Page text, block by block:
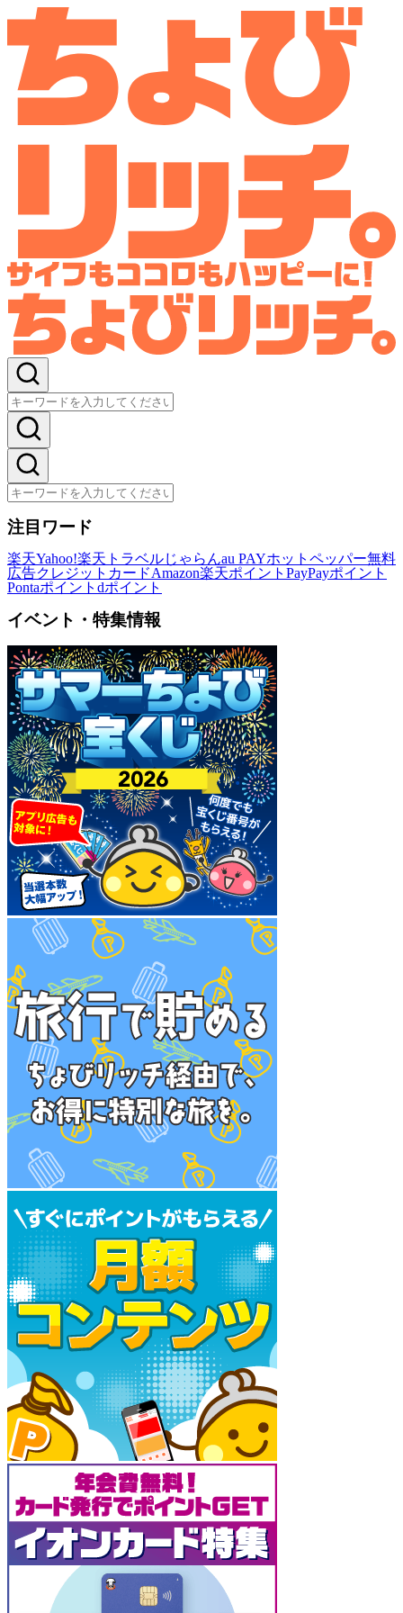
注目ワード
楽天Yahoo!楽天トラベルじゃらんau PAYホットペッパー無料
広告クレジットカードAmazon楽天ポイント PayPayポイント
Pontaポイント dポイント
イベント・特集情報